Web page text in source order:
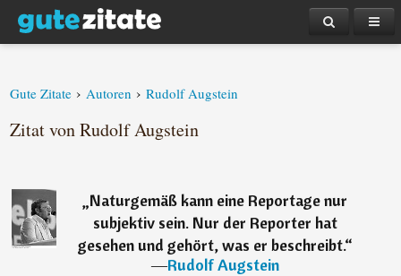
Gute Zitate › Autoren › Rudolf Augstein
Zitat von Rudolf Augstein
„Naturgemäß kann eine Reportage nur
subjektiv sein. Nur der Reporter hat
gesehen und gehört, was er beschreibt.“
―Rudolf Augstein